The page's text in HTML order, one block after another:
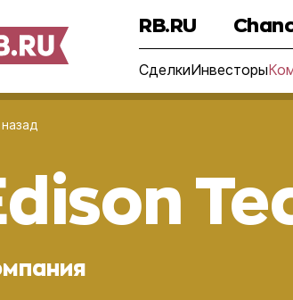
RB.RU
СделкиИнвесторы
назад